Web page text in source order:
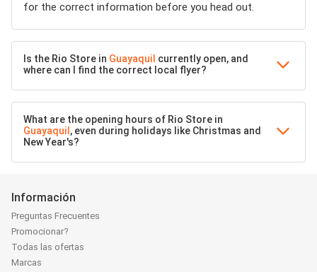
for the correct information before you head out.
Is the Rio Store in Guayaquil currently open, and
where can I find the correct local flyer?
What are the opening hours of Rio Store in
Guayaquil , even during holidays like Christmas and
New Year's?
Información
Preguntas Frecuentes
Promocionar?
Todas las ofertas
Marcas